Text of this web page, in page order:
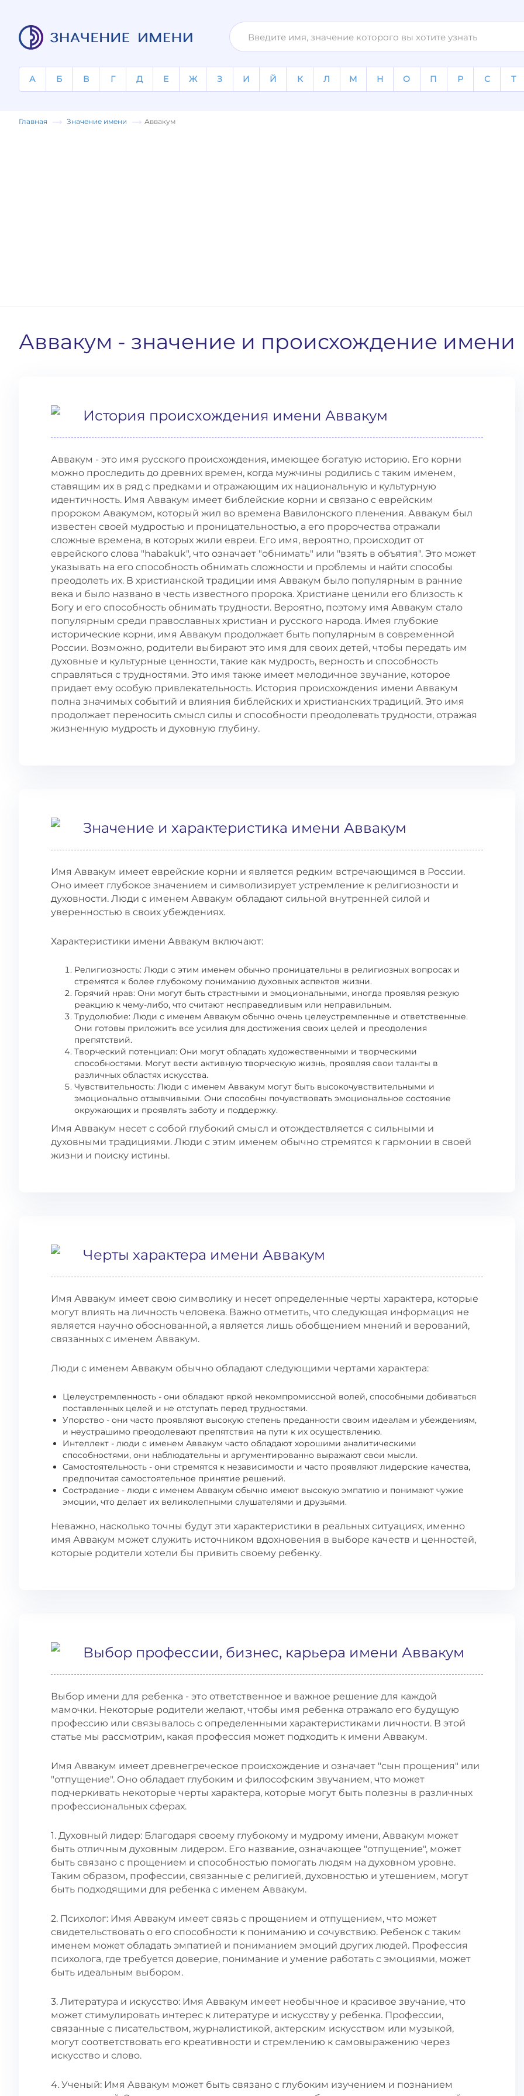
А Б В Г Д Е Ж З И Й К Л М Н О П Р С Т
Главная Значение имени Аввакум
Аввакум - значение и происхождение имени
История происхождения имени Аввакум
Аввакум - это имя русского происхождения, имеющее богатую историю. Его корни
можно проследить до древних времен, когда мужчины родились с таким именем,
ставящим их в ряд с предками и отражающим их национальную и культурную
идентичность. Имя Аввакум имеет библейские корни и связано с еврейским
пророком Авакумом, который жил во времена Вавилонского пленения. Аввакум был
известен своей мудростью и проницательностью, а его пророчества отражали
сложные времена, в которых жили евреи. Его имя, вероятно, происходит от
еврейского слова "habakuk", что означает "обнимать" или "взять в объятия". Это может
указывать на его способность обнимать сложности и проблемы и найти способы
преодолеть их. В христианской традиции имя Аввакум было популярным в ранние
века и было названо в честь известного пророка. Христиане ценили его близость к
Богу и его способность обнимать трудности. Вероятно, поэтому имя Аввакум стало
популярным среди православных христиан и русского народа. Имея глубокие
исторические корни, имя Аввакум продолжает быть популярным в современной
России. Возможно, родители выбирают это имя для своих детей, чтобы передать им
духовные и культурные ценности, такие как мудрость, верность и способность
справляться с трудностями. Это имя также имеет мелодичное звучание, которое
придает ему особую привлекательность. История происхождения имени Аввакум
полна значимых событий и влияния библейских и христианских традиций. Это имя
продолжает переносить смысл силы и способности преодолевать трудности, отражая
жизненную мудрость и духовную глубину.
Значение и характеристика имени Аввакум
Имя Аввакум имеет еврейские корни и является редким встречающимся в России.
Оно имеет глубокое значением и символизирует устремление к религиозности и
духовности. Люди с именем Аввакум обладают сильной внутренней силой и
уверенностью в своих убеждениях.
Характеристики имени Аввакум включают:
Религиозность: Люди с этим именем обычно проницательны в религиозных вопросах и
стремятся к более глубокому пониманию духовных аспектов жизни.
Горячий нрав: Они могут быть страстными и эмоциональными, иногда проявляя резкую
реакцию к чему-либо, что считают несправедливым или неправильным.
Трудолюбие: Люди с именем Аввакум обычно очень целеустремленные и ответственные.
Они готовы приложить все усилия для достижения своих целей и преодоления
препятствий.
Творческий потенциал: Они могут обладать художественными и творческими
способностями. Могут вести активную творческую жизнь, проявляя свои таланты в
различных областях искусства.
Чувствительность: Люди с именем Аввакум могут быть высокочувствительными и
эмоционально отзывчивыми. Они способны почувствовать эмоциональное состояние
окружающих и проявлять заботу и поддержку.
Имя Аввакум несет с собой глубокий смысл и отождествляется с сильными и
духовными традициями. Люди с этим именем обычно стремятся к гармонии в своей
жизни и поиску истины.
Черты характера имени Аввакум
Имя Аввакум имеет свою символику и несет определенные черты характера, которые
могут влиять на личность человека. Важно отметить, что следующая информация не
является научно обоснованной, а является лишь обобщением мнений и верований,
связанных с именем Аввакум.
Люди с именем Аввакум обычно обладают следующими чертами характера:
Целеустремленность - они обладают яркой некомпромиссной волей, способными добиваться
поставленных целей и не отступать перед трудностями.
Упорство - они часто проявляют высокую степень преданности своим идеалам и убеждениям,
и неустрашимо преодолевают препятствия на пути к их осуществлению.
Интеллект - люди с именем Аввакум часто обладают хорошими аналитическими
способностями, они наблюдательны и аргументированно выражают свои мысли.
Самостоятельность - они стремятся к независимости и часто проявляют лидерские качества,
предпочитая самостоятельное принятие решений.
Сострадание - люди с именем Аввакум обычно имеют высокую эмпатию и понимают чужие
эмоции, что делает их великолепными слушателями и друзьями.
Неважно, насколько точны будут эти характеристики в реальных ситуациях, именно
имя Аввакум может служить источником вдохновения в выборе качеств и ценностей,
которые родители хотели бы привить своему ребенку.
Выбор профессии, бизнес, карьера имени Аввакум
Выбор имени для ребенка - это ответственное и важное решение для каждой
мамочки. Некоторые родители желают, чтобы имя ребенка отражало его будущую
профессию или связывалось с определенными характеристиками личности. В этой
статье мы рассмотрим, какая профессия может подходить к имени Аввакум.
Имя Аввакум имеет древнегреческое происхождение и означает "сын прощения" или
"отпущение". Оно обладает глубоким и философским звучанием, что может
подчеркивать некоторые черты характера, которые могут быть полезны в различных
профессиональных сферах.
1. Духовный лидер: Благодаря своему глубокому и мудрому имени, Аввакум может
быть отличным духовным лидером. Его название, означающее "отпущение", может
быть связано с прощением и способностью помогать людям на духовном уровне.
Таким образом, профессии, связанные с религией, духовностью и утешением, могут
быть подходящими для ребенка с именем Аввакум.
2. Психолог: Имя Аввакум имеет связь с прощением и отпущением, что может
свидетельствовать о его способности к пониманию и сочувствию. Ребенок с таким
именем может обладать эмпатией и пониманием эмоций других людей. Профессия
психолога, где требуется доверие, понимание и умение работать с эмоциями, может
быть идеальным выбором.
3. Литература и искусство: Имя Аввакум имеет необычное и красивое звучание, что
может стимулировать интерес к литературе и искусству у ребенка. Профессии,
связанные с писательством, журналистикой, актерским искусством или музыкой,
могут соответствовать его креативности и стремлению к самовыражению через
искусство и слово.
4. Ученый: Имя Аввакум может быть связано с глубоким изучением и познанием